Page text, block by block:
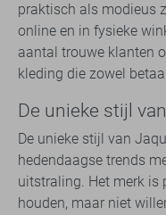
praktisch als modieus
online en in fysieke
aantal trouwe klanten
kleding die zowel
De unieke stijl
De unieke stijl van
hedendaagse trends
uitstraling. Het merk is
houden, maar niet